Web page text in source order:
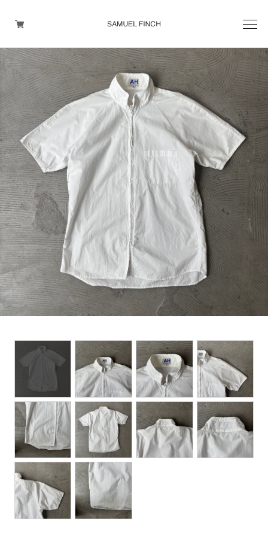
Men's
Maison Martin Margiela
Helmut Lang
Yohji Yamamoto
Other brands
TOPS
OUTER WEAR
BOTTOMS
DESIGNERS ARCHIVES